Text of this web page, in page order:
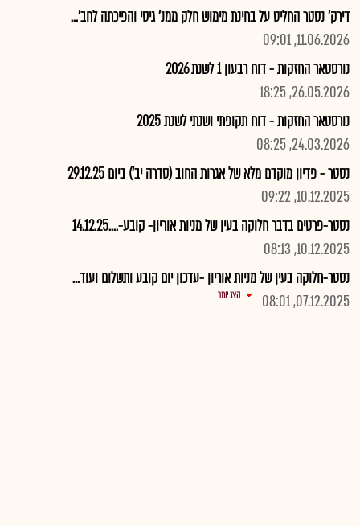
דירק' נסטר החליט על בחינת מימוש חלק ממנ' גיסי והפיכתה לחב'...
11.06.2026, 09:01
נורסטאר החזקות - דוח רבעון 1 לשנת 2026
26.05.2026, 18:25
נורסטאר החזקות - דוח תקופתי ושנתי לשנת 2025
24.03.2026, 08:25
נסטר - פדיון מוקדם מלא של אגרות החוב (סדרה יב') ביום 29.12.25
10.12.2025, 09:22
נסטר-פרטים בדבר חלוקה בעין של מניות אוריון- קובע-....14.12.25
10.12.2025, 08:13
נסטר-חלוקה בעין של מניות אוריון -עדכון יום קובע ותשלום ועוד...
07.12.2025, 08:01
הצג יותר